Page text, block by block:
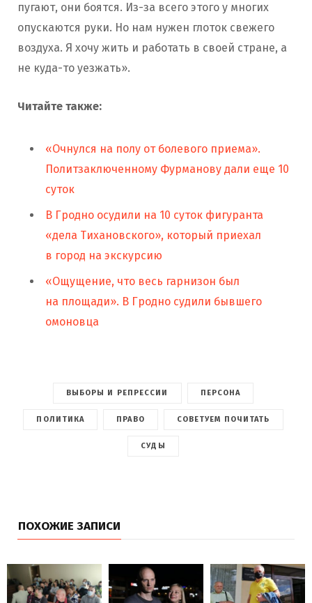
пугают, они боятся. Из-за всего этого у многих
опускаются руки. Но нам нужен глоток свежего
воздуха. Я хочу жить и работать в своей стране, а
не куда-то уезжать».
Читайте также:
«Очнулся на полу от болевого приема».
Политзаключенному Фурманову дали еще 10
суток
В Гродно осудили на 10 суток фигуранта
«дела Тихановского», который приехал
в город на экскурсию
«Ощущение, что весь гарнизон был
на площади». В Гродно судили бывшего
омоновца
ВЫБОРЫ И РЕПРЕССИИ ПЕРСОНА
ПОЛИТИКА ПРАВО СОВЕТУЕМ ПОЧИТАТЬ
СУДЫ
ПОХОЖИЕ ЗАПИСИ